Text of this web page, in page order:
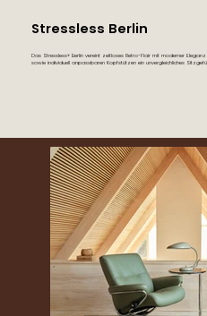
Stressless Berlin
Das Stressless® Berlin vereint zeitloses Retro-Flair mit moderner
sowie individuell anpassbaren Kopfstützen ein unvergleichliches